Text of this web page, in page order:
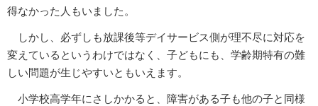
得なかった人もいました。
しかし、必ずしも放課後等デイサービス側が理不尽に対応を
変えているというわけではなく、子どもにも、学齢期特有の難
しい問題が生じやすいともいえます。
小学校高学年にさしかかると、障害がある子も他の子と同様